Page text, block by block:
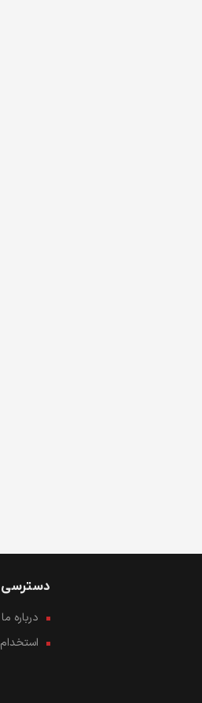
درباره ما
استخدام